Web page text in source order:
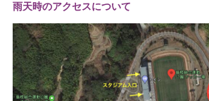
雨天時のアクセスについて